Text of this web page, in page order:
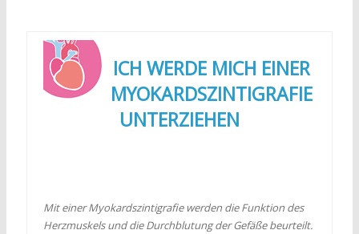
ICH WERDE MICH EINER
MYOKARDSZINTIGRAFIE
UNTERZIEHEN
Mit einer Myokardszintigrafie werden die Funktion des
Herzmuskels und die Durchblutung der Gefäße beurteilt.